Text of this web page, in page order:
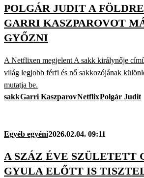
POLGÁR JUDIT A
GARRI KASZPAROVOT
GYŐZNI
A Netflixen megjelent A sakk királynője
világ legjobb férfi és nő sakkozójának
mutatja be.
sakkGarri KaszparovNetflixPolgár Judit
Egyéb egyéni2026.02.04. 09:11
A SZÁZ ÉVE SZÜLETETT
GYULA ELŐTT IS